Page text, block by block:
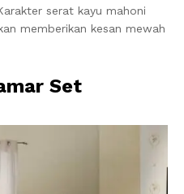
serat kayu mahoni
memberikan kesan mewah
Set